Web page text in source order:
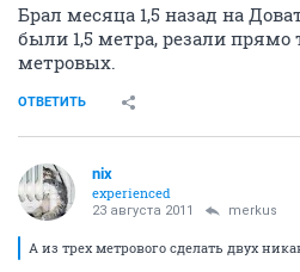
Брал месяца 1,5 назад на
были 1,5 метра, резали прямо
метровых.
ОТВЕТИТЬ
nix
experienced
23 августа 2011 merkus
А из трех метрового сделать двух